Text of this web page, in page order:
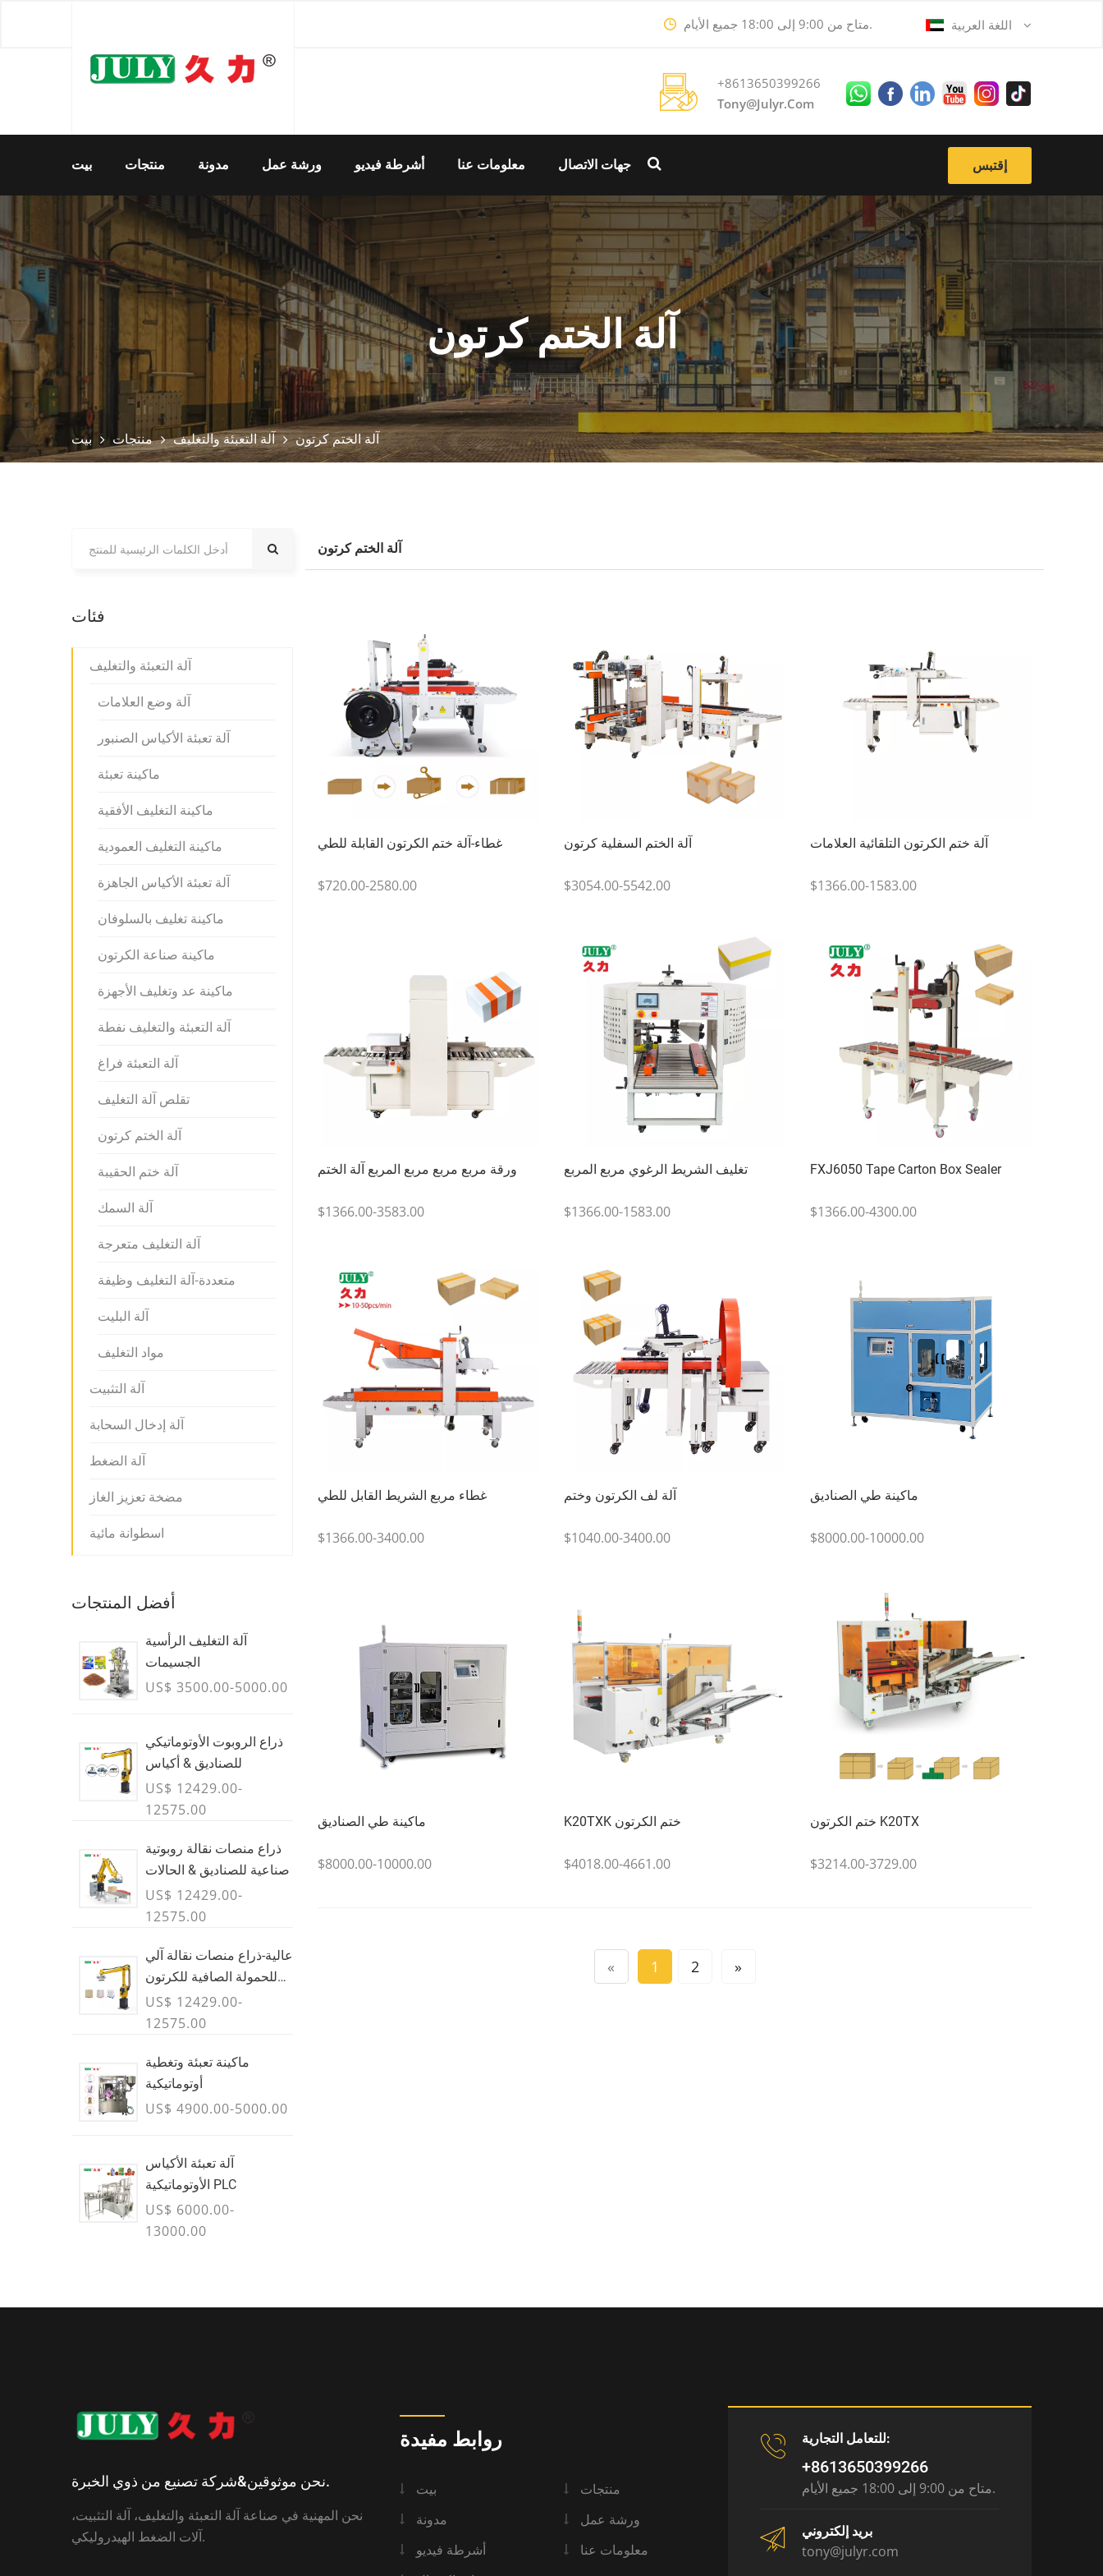
متاح من 9:00 إلى 18:00 جميع الأيام.
+8613650399266
Tony@julyr.com
بيت منتجات مدونة ورشة عمل أشرطة فيديو معلومات عنا جهات الاتصال إقتبس
آلة الختم كرتون
بيت منتجات آلة التعبئة والتغليف آلة الختم كرتون
آلة الختم كرتون
غطاء-آلة ختم الكرتون القابلة للطي
$720.00-2580.00
آلة الختم السفلية كرتون
$3054.00-5542.00
آلة ختم الكرتون التلقائية العلامات
$1366.00-1583.00
ورقة مربع مربع مربع المربع آلة الختم
$1366.00-3583.00
تغليف الشريط الرغوي مربع المربع
$1366.00-1583.00
FXJ6050 Tape Carton Box Sealer
$1366.00-4300.00
غطاء مربع الشريط القابل للطي
$1366.00-3400.00
آلة لف الكرتون وختم
$1040.00-3400.00
ماكينة طي الصناديق
$8000.00-10000.00
ماكينة طي الصناديق
$8000.00-10000.00
K20TXK ختم الكرتون
$4018.00-4661.00
ختم الكرتون K20TX
$3214.00-3729.00
« 1 2 »
فئات
آلة التعبئة والتغليف
آلة وضع العلامات
آلة تعبئة الأكياس الصنبور
ماكينة تعبئة
ماكينة التغليف الأفقية
ماكينة التغليف العمودية
آلة تعبئة الأكياس الجاهزة
ماكينة تغليف بالسلوفان
ماكينة صناعة الكرتون
ماكينة عد وتغليف الأجهزة
آلة التعبئة والتغليف نفطة
آلة التعبئة فراغ
تقلص آلة التغليف
آلة الختم كرتون
آلة ختم الحقيبة
آلة السمك
آلة التغليف متعرجة
متعددة-آلة التغليف وظيفة
آلة البليت
مواد التغليف
آلة التثبيت
آلة إدخال السحابة
آلة الضغط
مضخة تعزيز الغاز
اسطوانة مائية
أفضل المنتجات
آلة التغليف الرأسية
الجسيمات
US$ 3500.00-5000.00
ذراع الروبوت الأوتوماتيكي
للصناديق & أكياس
US$ 12429.00-
12575.00
ذراع منصات نقالة روبوتية
صناعية للصناديق & الحالات
US$ 12429.00-
12575.00
عالية-ذراع منصات نقالة آلي
للحمولة الصافية للكرتون
والحقائب & حاويات سائبة -
يوليو
US$ 12429.00-
12575.00
ماكينة تعبئة وتغطية
أوتوماتيكية
US$ 4900.00-5000.00
آلة تعبئة الأكياس
الأوتوماتيكية PLC
US$ 6000.00-
13000.00
نحن موثوقين&شركة تصنيع من ذوي الخبرة.
نحن المهنية في صناعة آلة التعبئة والتغليف، آلة التثبيت،
آلات الضغط الهيدروليكي.
روابط مفيدة
بيت
منتجات
مدونة
ورشة عمل
أشرطة فيديو
معلومات عنا
للتعامل التجارية:
+8613650399266
متاح من 9:00 إلى 18:00 جميع الأيام.
بريد إلكتروني
tony@julyr.com